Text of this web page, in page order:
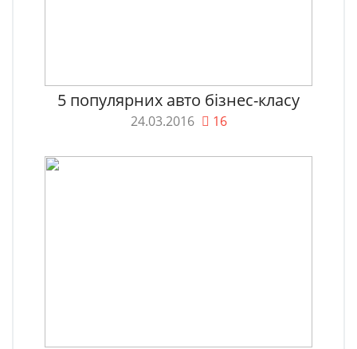
5 популярних авто бізнес-класу
24.03.2016 16